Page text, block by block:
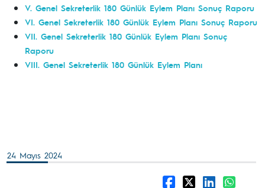
V. Genel Sekreterlik 180 Günlük Eylem Planı Sonuç Raporu
VI. Genel Sekreterlik 180 Günlük Eylem Planı Sonuç Raporu
VII. Genel Sekreterlik 180 Günlük Eylem Planı Sonuç
Raporu
VIII. Genel Sekreterlik 180 Günlük Eylem Planı
24 Mayıs 2024